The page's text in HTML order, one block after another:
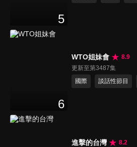
5
6
WTO姐妹會
8.9
更新至第3487集
國際
談話性節目
進擊的台灣
8.2